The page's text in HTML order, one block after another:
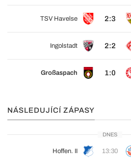
TSV Havelse 2:3
Ingolstadt 2:2
Großaspach 1:0
NÁSLEDUJÍCÍ ZÁPASY
DNES
Hoffen. II 13:30